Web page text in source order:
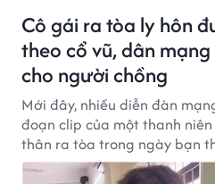
Cô gái ra tòa ly hôn
theo cổ vũ, dân
cho người chồng
Mới đây, nhiều diễn đàn
đoạn clip của một thanh
thân ra tòa trong ngày bạn
nhanh chóng thu hút sự